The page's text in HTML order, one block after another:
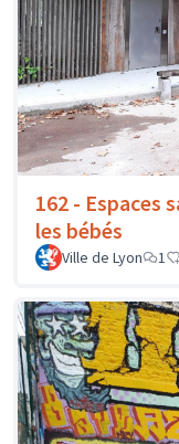
162 - Espaces
les bébés
Ville de Lyon 1